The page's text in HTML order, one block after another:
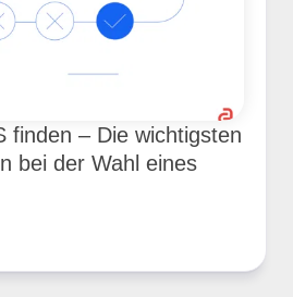
finden – Die wichtigsten
bei der Wahl eines